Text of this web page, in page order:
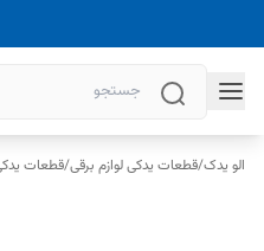
الو یدک/قطعات یدکی لوازم برقی/قطعات